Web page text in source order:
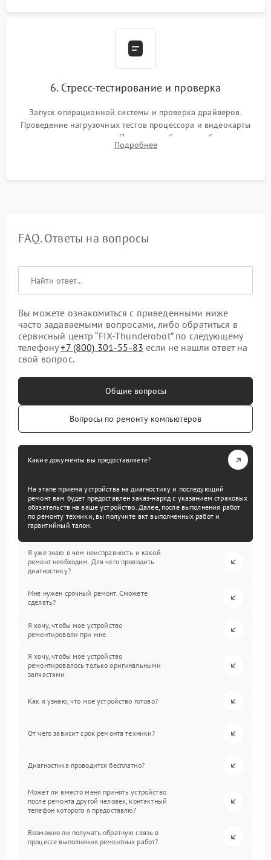
6. Стресс-тестирование и проверка
Запуск операционной системы и проверка драйверов.
Проведение нагрузочных тестов процессора и видеокарты
для контроля температур. Проверка работоспособности всех
USB-портов, аудиовыходов и сетевого подключения.
Подробнее
FAQ. Ответы на вопросы
Вы можете ознакомиться с приведенными ниже
часто задаваемыми вопросами, либо обратиться в
сервисный центр “FIX-Thunderobot” по следующему
телефону+7 (800) 301-55-83 если не нашли ответ на
свой вопрос.
Общие вопросы
Вопросы по ремонту компьютеров
Какие документы вы предоставляете?
На этапе приема устройства на диагностику и последующий
ремонт вам будет предоставлен заказ-наряд с указанием страховых
обязательств на ваше устройство. Далее, после выполнения работ
по ремонту техники, вы получите акт выполненных работ и
гарантийный талон.
Я уже знаю в чем неисправность и какой
ремонт необходим. Для чего проводить
диагностику?
Мне нужен срочный ремонт. Сможете
сделать?
Я хочу, чтобы мое устройство
ремонтировали при мне.
Я хочу, чтобы мое устройство
ремонтировалось только оригинальными
запчастями.
Как я узнаю, что мое устройство готово?
От чего зависит срок ремонта техники?
Диагностика проводится бесплатно?
Может ли вместо меня принять устройство
после ремонта другой человек, контактный
телефон которого я предоставлю?
Возможно ли получать обратную связь в
процессе выполнения ремонтных работ?